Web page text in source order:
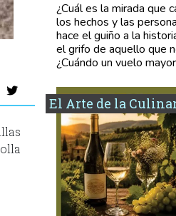
¿Cuál es la mirada que
los hechos y las
hace el guiño a la
el grifo de aquello que
¿Cuándo un vuelo
El Arte de la